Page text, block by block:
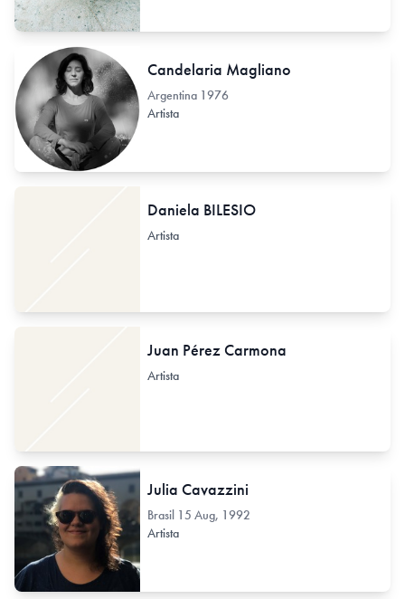
Candelaria Magliano
Argentina 1976
Artista
Daniela BILESIO
Artista
Juan Pérez Carmona
Artista
Julia Cavazzini
Brasil 15 Aug, 1992
Artista